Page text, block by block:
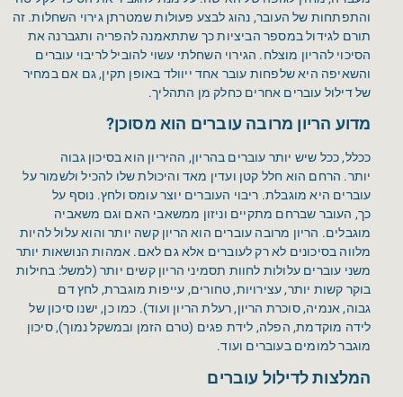
והתפתחות של העובר, נהוג לבצע פעולות שמטרתן גירוי השחלות. זה
תורם לגידול במספר הביציות כך שתתאמנה להפריה ותגברנה את
הסיכוי להריון מוצלח. הגירוי השחלתי עשוי להוביל לריבוי עוברים
והשאיפה היא שלפחות עובר אחד ייוולד באופן תקין, גם אם במחיר
של דילול עוברים אחרים כחלק מן התהליך.
מדוע הריון מרובה עוברים הוא מסוכן?
ככלל, ככל שיש יותר עוברים בהריון, ההיריון הוא בסיכון גבוה
יותר. הרחם הוא חלל קטן ועדין מאד והיכולת שלו להכיל ולשמור על
עוברים היא מוגבלת. ריבוי העוברים יוצר עומס ולחץ. נוסף על
כך, העובר שברחם מתקיים וניזון ממשאבי האם וגם משאביה
מוגבלים. הריון מרובה עוברים הוא הריון קשה יותר והוא עלול להיות
מלווה בסיכונים לא רק לעוברים אלא גם לאם. אמהות הנושאות יותר
משני עוברים עלולות לחוות תסמיני הריון קשים יותר (למשל: בחילות
בוקר קשות יותר, עצירויות, טחורים, עייפות מוגברת, לחץ דם
גבוה, אנמיה, סוכרת הריון, רעלת הריון ועוד). כמו כן, ישנו סיכון של
לידה מוקדמת, הפלה, לידת פגים (טרם הזמן ובמשקל נמוך), סיכון
מוגבר למומים בעוברים ועוד.
המלצות לדילול עוברים